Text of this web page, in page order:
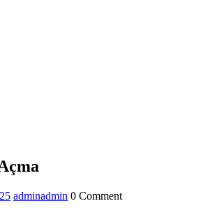
adminadmin 0 Comment